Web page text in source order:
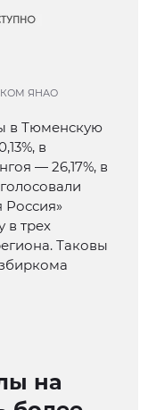
ЯНАО
в Тюменскую
в
— 26,17%, в
Россия»
в трех
Таковы
на